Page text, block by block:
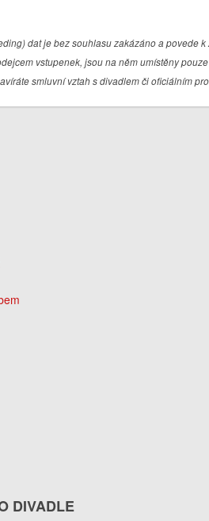
dat je bez souhlasu zakázáno a povede
vstupenek, jsou na něm umístěny
smluvní vztah s divadlem či oficiálním
DIVADLE